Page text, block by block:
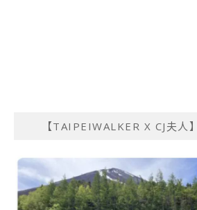
【TAIPEIWALKER X CJ夫人